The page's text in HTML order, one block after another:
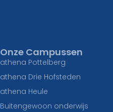
Onze Campussen
athena Pottelberg
athena Drie Hofsteden
athena Heule
Buitengewoon onderwijs